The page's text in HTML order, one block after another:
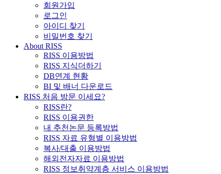
회원가입
로그인
아이디 찾기
비밀번호 찾기
About RISS
RISS 이용방법
RISS 지식더하기
DB연계 현황
BI 및 배너 다운로드
RISS 처음 방문 이세요?
RISS란?
RISS 이용권한
내 추천논문 등록방법
RISS 자료 유형별 이용방법
복사/대출 이용방법
해외전자자료 이용방법
RISS 정보취약계층 서비스 이용방법